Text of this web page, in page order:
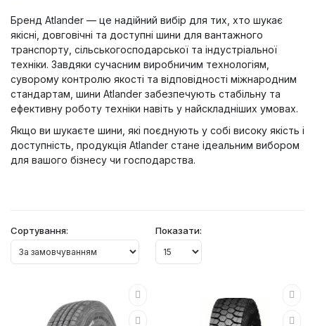
Бренд Atlander — це надійний вибір для тих, хто шукає
якісні, довговічні та доступні шини для вантажного
транспорту, сільськогосподарської та індустріальної
техніки. Завдяки сучасним виробничим технологіям,
суворому контролю якості та відповідності міжнародним
стандартам, шини Atlander забезпечують стабільну та
ефективну роботу техніки навіть у найскладніших умовах.
Якщо ви шукаєте шини, які поєднують у собі високу якість і
доступність, продукція Atlander стане ідеальним вибором
для вашого бізнесу чи господарства.
Сортування: Показати: